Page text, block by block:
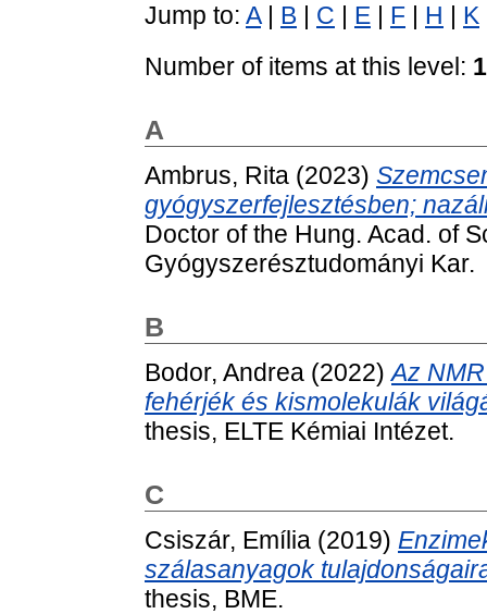
Jump to: A| B C E F H K
Number of items at this level:
A
Ambrus, Rita (2023)
gyógyszerfejlesztésben;
Doctor of the Hung. Acad. of
Gyógyszerésztudományi Kar.
B
Bodor, Andrea (2022)Az
fehérjék és kismolekulák
thesis, ELTE Kémiai Intézet.
C
Csiszár, Emília (2019)
szálasanyagok
thesis, BME.